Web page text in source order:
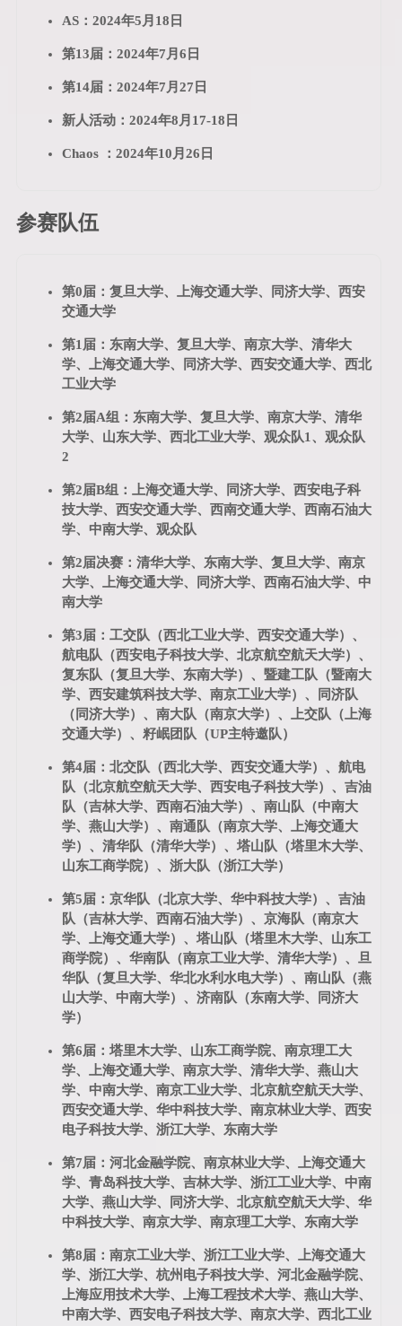
AS：2024年5月18日
第13届：2024年7月6日
第14届：2024年7月27日
新人活动：2024年8月17-18日
Chaos ：2024年10月26日
参赛队伍
第0届：复旦大学、上海交通大学、同济大学、西安
交通大学
第1届：东南大学、复旦大学、南京大学、清华大
学、上海交通大学、同济大学、西安交通大学、西北
工业大学
第2届A组：东南大学、复旦大学、南京大学、清华
大学、山东大学、西北工业大学、观众队1、观众队
2
第2届B组：上海交通大学、同济大学、西安电子科
技大学、西安交通大学、西南交通大学、西南石油大
学、中南大学、观众队
第2届决赛：清华大学、东南大学、复旦大学、南京
大学、上海交通大学、同济大学、西南石油大学、中
南大学
第3届：工交队（西北工业大学、西安交通大学）、
航电队（西安电子科技大学、北京航空航天大学）、
复东队（复旦大学、东南大学）、暨建工队（暨南大
学、西安建筑科技大学、南京工业大学）、同济队
（同济大学）、南大队（南京大学）、上交队（上海
交通大学）、籽岷团队（UP主特邀队）
第4届：北交队（西北大学、西安交通大学）、航电
队（北京航空航天大学、西安电子科技大学）、吉油
队（吉林大学、西南石油大学）、南山队（中南大
学、燕山大学）、南通队（南京大学、上海交通大
学）、清华队（清华大学）、塔山队（塔里木大学、
山东工商学院）、浙大队（浙江大学）
第5届：京华队（北京大学、华中科技大学）、吉油
队（吉林大学、西南石油大学）、京海队（南京大
学、上海交通大学）、塔山队（塔里木大学、山东工
商学院）、华南队（南京工业大学、清华大学）、旦
华队（复旦大学、华北水利水电大学）、南山队（燕
山大学、中南大学）、济南队（东南大学、同济大
学）
第6届：塔里木大学、山东工商学院、南京理工大
学、上海交通大学、南京大学、清华大学、燕山大
学、中南大学、南京工业大学、北京航空航天大学、
西安交通大学、华中科技大学、南京林业大学、西安
电子科技大学、浙江大学、东南大学
第7届：河北金融学院、南京林业大学、上海交通大
学、青岛科技大学、吉林大学、浙江工业大学、中南
大学、燕山大学、同济大学、北京航空航天大学、华
中科技大学、南京大学、南京理工大学、东南大学
第8届：南京工业大学、浙江工业大学、上海交通大
学、浙江大学、杭州电子科技大学、河北金融学院、
上海应用技术大学、上海工程技术大学、燕山大学、
中南大学、西安电子科技大学、南京大学、西北工业